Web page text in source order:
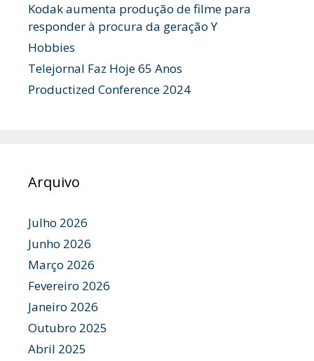
Kodak aumenta produção de filme para
responder à procura da geração Y
Hobbies
Telejornal Faz Hoje 65 Anos
Productized Conference 2024
Arquivo
Julho 2026
Junho 2026
Março 2026
Fevereiro 2026
Janeiro 2026
Outubro 2025
Abril 2025